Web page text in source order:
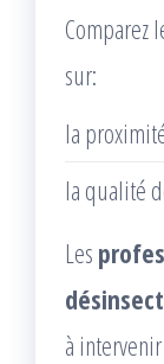
Comparez
sur:
la
la qualité
Les
à